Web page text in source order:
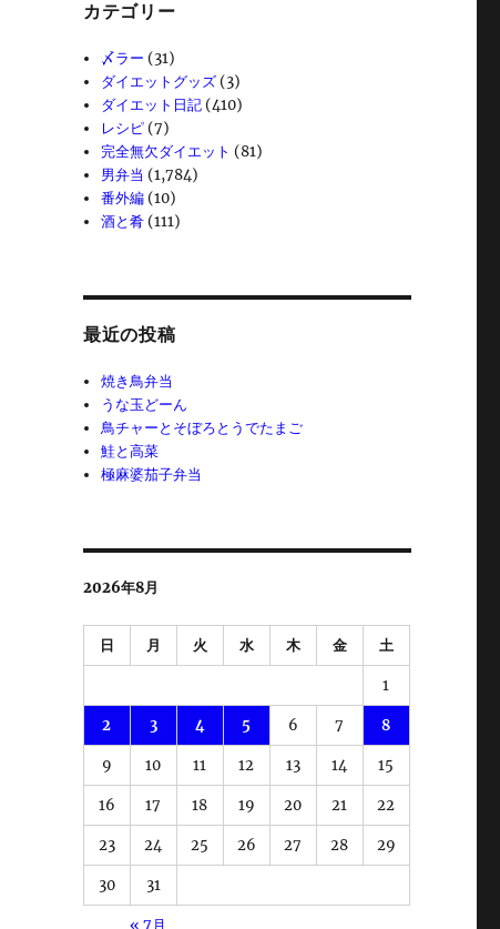
カテゴリー
〆ラー (31)
ダイエットグッズ (3)
ダイエット日記 (410)
レシピ (7)
完全無欠ダイエット (81)
男弁当 (1,784)
番外編 (10)
酒と肴 (111)
最近の投稿
焼き鳥弁当
うな玉どーん
鳥チャーとそぼろとうでたまご
鮭と高菜
極麻婆茄子弁当
2026年8月
日 月 火 水 木 金 土
1
2 3 4 5 6 7 8
9 10 11 12 13 14 15
16 17 18 19 20 21 22
23 24 25 26 27 28 29
30 31
« 7月